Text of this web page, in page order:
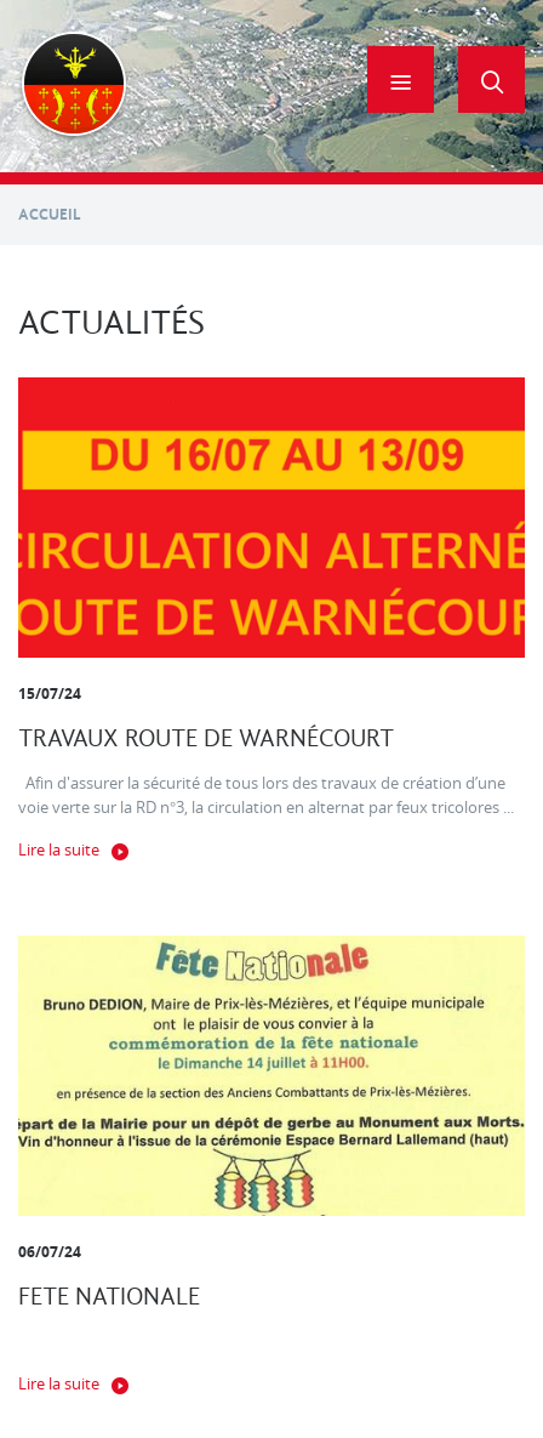
contenu
principal
ACCUEIL
ACTUALITÉS
15/07/24
TRAVAUX ROUTE DE WARNÉCOURT
Afin d'assurer la sécurité de tous lors des travaux de création d’une
voie verte sur la RD n°3, la circulation en alternat par feux tricolores ...
Lire la suite
06/07/24
FETE NATIONALE
Lire la suite